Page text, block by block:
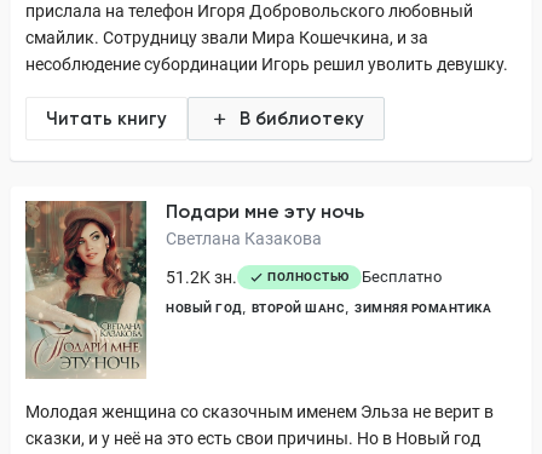
прислала на телефон Игоря Добровольского любовный
смайлик. Сотрудницу звали Мира Кошечкина, и за
несоблюдение субординации Игорь решил уволить девушку.
Читать книгу В библиотеку
Подари мне эту ночь
Светлана Казакова
51.2K зн.
ПОЛНОСТЬЮ Бесплатно
НОВЫЙ ГОД ВТОРОЙ ШАНС ЗИМНЯЯ РОМАНТИКА
Молодая женщина со сказочным именем Эльза не верит в
сказки, и у неё на это есть свои причины. Но в Новый год